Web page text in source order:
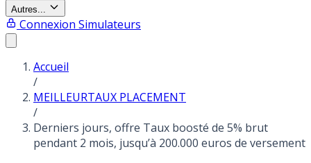
Autres...
Connexion Simulateurs
Accueil
/
MEILLEURTAUX PLACEMENT
/
Derniers jours, offre Taux boosté de 5% brut
pendant 2 mois, jusqu’à 200.000 euros de versement